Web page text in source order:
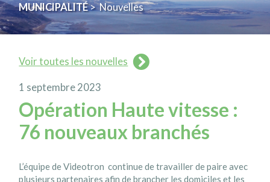
MUNICIPALITÉ> Nouvelles
Voir toutes les nouvelles
1 septembre 2023
Opération Haute vitesse :
76 nouveaux branchés
L’équipe de Videotron continue de travailler de paire avec
plusieurs partenaires afin de brancher les domiciles et les